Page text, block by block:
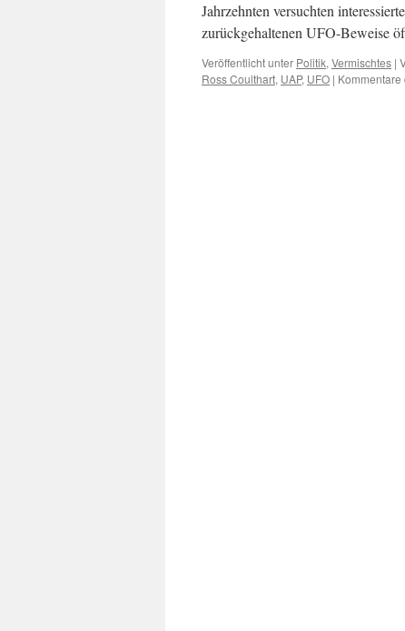
Jahrzehnten versuchten
zurückgehaltenen UFO-Beweise
Veröffentlicht unter Politik, Vermischtes |
Ross Coulthart, UAP, UFO |